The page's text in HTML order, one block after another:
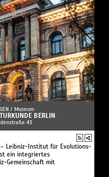
/ Museum
BERLIN
43
Leibniz-Institut für Evolutions-
ein integriertes
Gemeinschaft mit